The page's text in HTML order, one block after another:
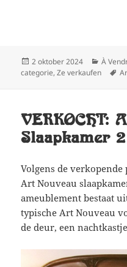
Geplaatst
op
2 oktober 2024 À
categorie,Ze verkaufen
VERKOCHT:
Slaapkamer 2
Volgens de
Art Nouveau
ameublement bestaat
typische Art Nouveau
de deur, een